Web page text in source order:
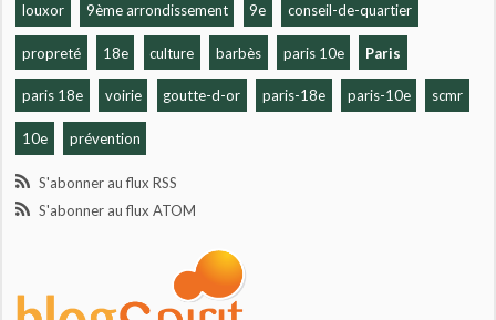
louxor 9ème arrondissement 9e conseil-de-quartier
propreté 18e culture barbès paris 10e Paris
paris 18e voirie goutte-d-or paris-18e paris-10e scmr
10e prévention
S'abonner au flux RSS
S'abonner au flux ATOM